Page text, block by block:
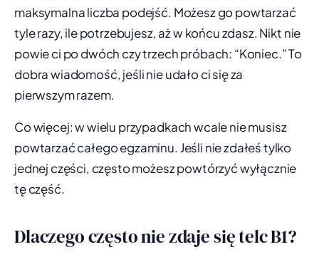
maksymalna liczba podejść. Możesz go powtarzać
tyle razy, ile potrzebujesz, aż w końcu zdasz. Nikt nie
powie ci po dwóch czy trzech próbach: “Koniec.” To
dobra wiadomość, jeśli nie udało ci się za
pierwszym razem.
Co więcej: w wielu przypadkach wcale nie musisz
powtarzać całego egzaminu. Jeśli nie zdałeś tylko
jednej części, często możesz powtórzyć wyłącznie
tę część.
Dlaczego często nie zdaje się telc B1?